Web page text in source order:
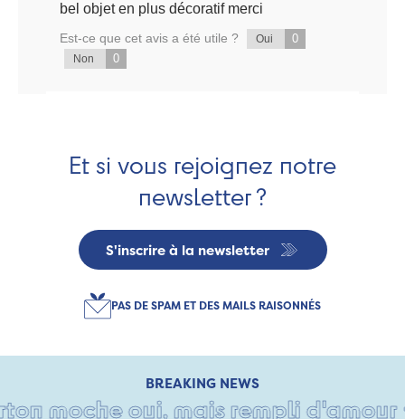
bel objet en plus décoratif merci
Est-ce que cet avis a été utile ? Oui 0
Non 0
Et si vous rejoignez notre
newsletter ?
S'inscrire à la newsletter
PAS DE SPAM ET DES MAILS RAISONNÉS
BREAKING NEWS
oui, mais rempli d'amour •